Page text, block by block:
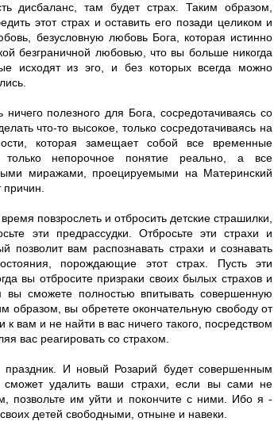
дисбаланс, там будет страх. Таким образом,
этот страх и оставить его позади целиком и
безусловную любовь Бога, которая истинно
безграничной любовью, что вы больше никогда
исходят из эго, и без которых всегда можно
полезного для Бога, сосредотачиваясь со
что-то высокое, только сосредотачиваясь на
которая замещает собой все временные
непорочное понятие реально, а все
миражами, проецируемыми на Материнский
причин.
повзрослеть и отбросить детские страшилки,
эти предрассудки. Отбросьте эти страхи и
позволит вам распознавать страхи и сознавать
порождающие этот страх. Пусть эти
вы отбросите призраки своих былых страхов и
вы сможете полностью впитывать совершенную
образом, вы обретете окончательную свободу от
вам и не найти в вас ничего такого, посредством
вас реагировать со страхом.
И новый Розарий будет совершенным
сможет удалить ваши страхи, если вы сами не
позвольте им уйти и покончите с ними. Ибо я -
детей свободными, отныне и навеки.